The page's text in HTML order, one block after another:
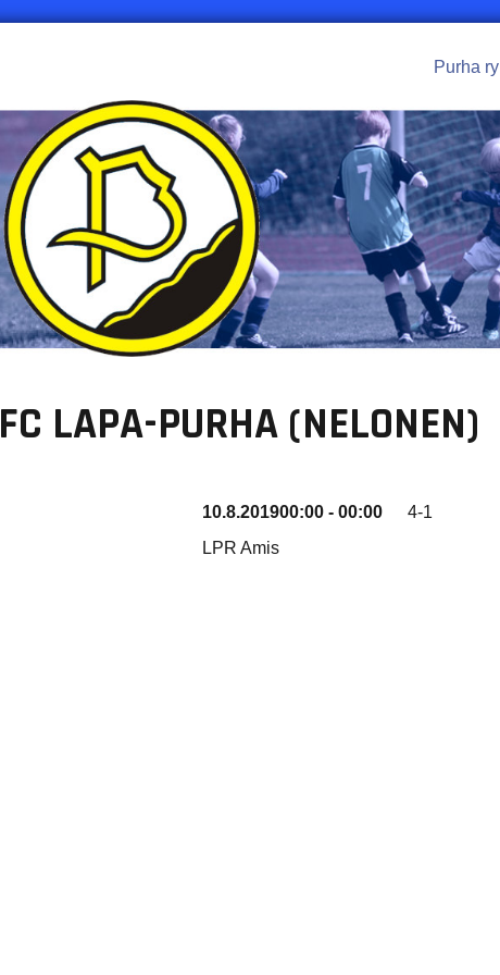
Purha ry
FC LAPA-PURHA (NELONEN)
10.8.201900:00 - 00:00
LPR Amis
4-1